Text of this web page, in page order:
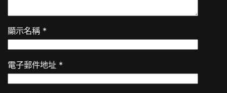
顯示名稱 *
電子郵件地址 *